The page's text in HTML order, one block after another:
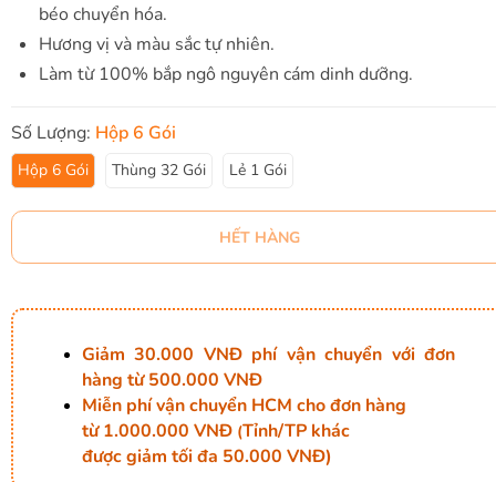
béo chuyển hóa.
Hương vị và màu sắc tự nhiên.
Làm từ 100% bắp ngô nguyên cám dinh dưỡng.
Số Lượng: Hộp 6 Gói
Hộp 6 Gói Thùng 32 Gói Lẻ 1 Gói
HẾT HÀNG
Giảm 30.000 VNĐ phí vận chuyển với đơn
hàng từ 500.000 VNĐ
Miễn phí vận chuyển HCM cho đơn hàng
từ 1.000.000 VNĐ (Tỉnh/TP khác
được giảm tối đa 50.000 VNĐ)